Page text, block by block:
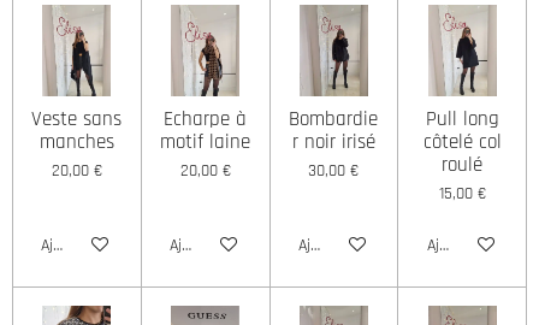
Veste sans
manches
20,00 €
Ajouter au panier
Echarpe à
motif laine
20,00 €
Ajouter au panier
Bombardie
r noir irisé
30,00 €
Ajouter au panier
Pull long
côtelé col
roulé
15,00 €
Ajouter au